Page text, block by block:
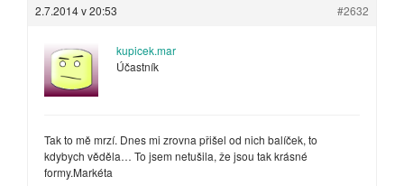
2.7.2014 v 20:53 #2632
kupicek.mar
Účastník
Tak to mě mrzí. Dnes mi zrovna přišel od nich balíček, to
kdybych věděla… To jsem netušila, že jsou tak krásné
formy.Markéta